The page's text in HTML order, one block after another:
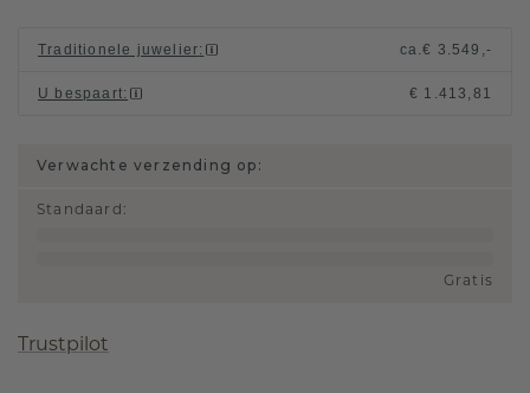
Traditionele juwelier: ca.€ 3.549,-
U bespaart: € 1.413,81
Verwachte verzending op:
Standaard :
Gratis
Trustpilot